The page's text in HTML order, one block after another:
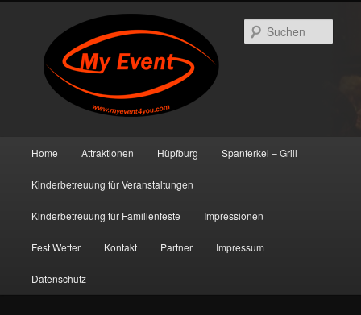
Zum primären Inhalt springen
Zum sekundären Inhalt springen
Home Attraktionen Hüpfburg Spanferkel – Grill
Kinderbetreuung für Veranstaltungen
Kinderbetreuung für Familienfeste Impressionen
Fest Wetter Kontakt Partner Impressum
Datenschutz